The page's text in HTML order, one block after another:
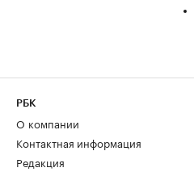
РБК
О компании
Контактная информация
Редакция